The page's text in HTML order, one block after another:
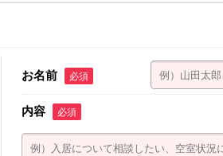
お名前 必須
内容 必須